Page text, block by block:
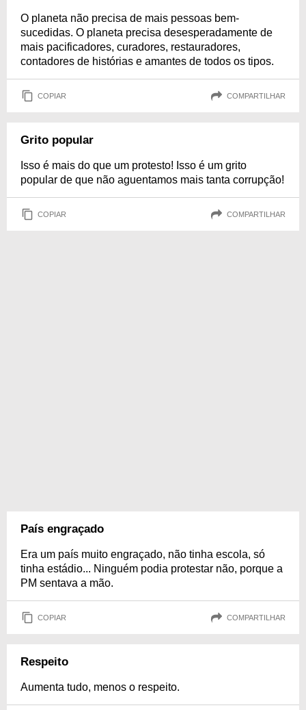
O planeta não precisa de mais pessoas bem-
sucedidas. O planeta precisa desesperadamente de
mais pacificadores, curadores, restauradores,
contadores de histórias e amantes de todos os tipos.
COPIAR COMPARTILHAR
Grito popular
Isso é mais do que um protesto! Isso é um grito
popular de que não aguentamos mais tanta corrupção!
COPIAR COMPARTILHAR
País engraçado
Era um país muito engraçado, não tinha escola, só
tinha estádio... Ninguém podia protestar não, porque a
PM sentava a mão.
COPIAR COMPARTILHAR
Respeito
Aumenta tudo, menos o respeito.